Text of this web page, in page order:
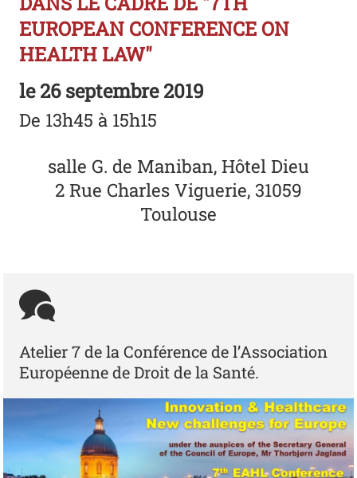
EUROPEAN CONFERENCE ON
HEALTH LAW"
le26 septembre 2019
De 13h45 à 15h15
salle G. de Maniban, Hôtel Dieu
2 Rue Charles Viguerie, 31059
Toulouse
Atelier 7 de la Conférence de l’Association
Européenne de Droit de la Santé.